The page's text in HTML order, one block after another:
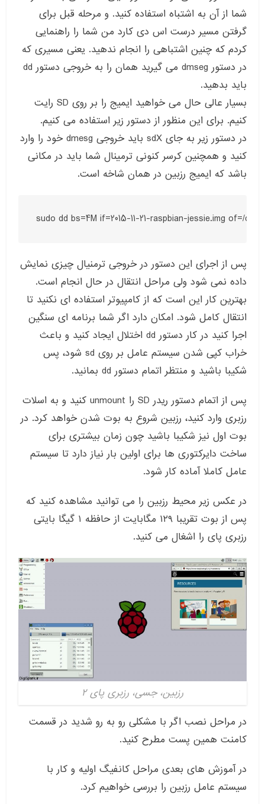
شما از آن به اشتباه استفاده کنید. و مرحله قبل برای
گرفتن مسیر درست اس دی کارد من شما را راهنمایی
کردم که چنین اشتباهی را انجام ندهید. یعنی مسیری که
در دستور dmseg می گیرید همان را به خروجی دستور dd
باید بدهید.
بسیار عالی حال می خواهید ایمیج را بر روی SD رایت
کنیم. برای این منظور از دستور زیر استفاده می کنیم.
در دستور زیر به جای sdX باید خروجی dmesg خود را وارد
کنید و همچنین کرسر کنونی ترمینال شما باید در مکانی
باشد که ایمیج رزبین در همان شاخه است.
sudo dd bs=4M if=2015-11-21-raspbian-jessie.img of=/dev/
پس از اجرای این دستور در خروجی ترمنیال چیزی نمایش
داده نمی شود ولی مراحل انتقال در حال انجام است.
بهترین کار این است که از کامپیوتر استفاده ای نکنید تا
انتقال کامل شود. امکان دارد اگر شما برنامه ای سنگین
اجرا کنید در کار دستور dd اختلال ایجاد کنید و باعث
خراب کپی شدن سیستم عامل بر روی sd شود، پس
شکیبا باشید و منتظر اتمام دستور dd بمانید.
پس از اتمام دستور ریدر SD را unmount کنید و به اسلات
رزبری وارد کنید، رزبین شروع به بوت شدن خواهد کرد. در
بوت اول نیز شکیبا باشید چون زمان بیشتری برای
ساخت دایرکتوری ها برای اولین بار نیاز دارد تا سیستم
عامل کاملا آماده کار شود.
در عکس زیر محیط رزبین را می توانید مشاهده کنید که
پس از بوت تقریبا ۱۲۹ مگابایت از حافظه ۱ گیگا بایتی
رزبری پای را اشغال می کنید.
رزبین، جسی، رزبری پای ۲
در مراحل نصب اگر با مشکلی رو به رو شدید در قسمت
کامنت همین پست مطرح کنید.
در آموزش های بعدی مراحل کانفیگ اولیه و کار با
سیستم عامل رزبین را بررسی خواهیم کرد.